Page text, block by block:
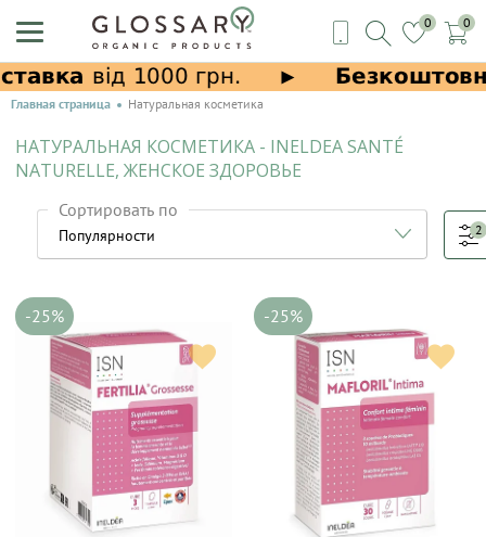
0 0
Главная страница Натуральная косметика
НАТУРАЛЬНАЯ КОСМЕТИКА - INELDEA SANTÉ
NATURELLE, ЖЕНСКОЕ ЗДОРОВЬЕ
Сортировать по
2
-25% -25%